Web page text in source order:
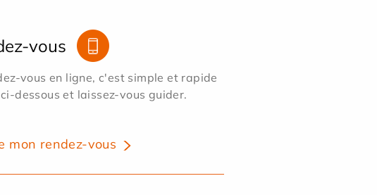
vous
vous en ligne, c'est simple et rapide
dessous et laissez-vous guider.
mon rendez-vous